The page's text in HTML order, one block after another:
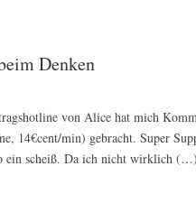
Denken
von Alice hat mich
14€cent/min) gebracht. Super
ein scheiß. Da ich nicht wirklich